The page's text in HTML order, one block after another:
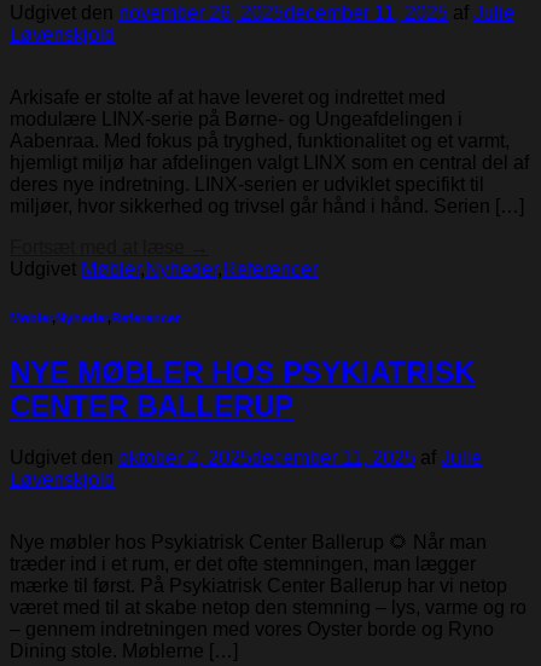
Udgivet den november 26, 2025december 11, 2025 af Julie
Løvenskjold
Arkisafe er stolte af at have leveret og indrettet med
modulære LINX-serie på Børne- og Ungeafdelingen i
Aabenraa. Med fokus på tryghed, funktionalitet og et varmt,
hjemligt miljø har afdelingen valgt LINX som en central del af
deres nye indretning. LINX-serien er udviklet specifikt til
miljøer, hvor sikkerhed og trivsel går hånd i hånd. Serien […]
Udgivet Møbler,Nyheder,Referencer
Møbler,Nyheder,Referencer
NYE MØBLER HOS PSYKIATRISK
CENTER BALLERUP
Udgivet den oktober 2, 2025december 11, 2025 af Julie
Løvenskjold
Nye møbler hos Psykiatrisk Center Ballerup 🌻 Når man
træder ind i et rum, er det ofte stemningen, man lægger
mærke til først. På Psykiatrisk Center Ballerup har vi netop
været med til at skabe netop den stemning – lys, varme og ro
– gennem indretningen med vores Oyster borde og Ryno
Dining stole. Møblerne […]